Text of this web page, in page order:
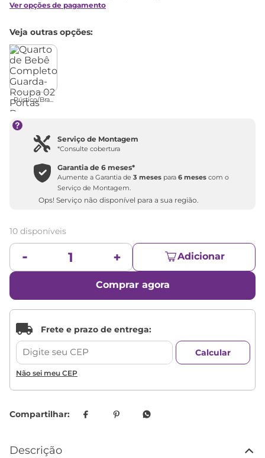
Ver opções de pagamento
Veja outras opções:
Rústico/Bra...
Serviço de Montagem
*Consulte cobertura
Garantia de6 meses*
Aumente a Garantia de3 meses para6 meses com o
Serviço de Montagem.
Ops! Serviço não disponível para a sua região.
10 disponíveis
Adicionar
Comprar agora
Não sei meu CEP
Descrição